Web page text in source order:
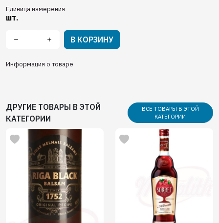
Единица измерения
шт.
В КОРЗИНУ
Информация о товаре
ДРУГИЕ ТОВАРЫ В ЭТОЙ
КАТЕГОРИИ
ВСЕ ТОВАРЫ В ЭТОЙ
КАТЕГОРИИ